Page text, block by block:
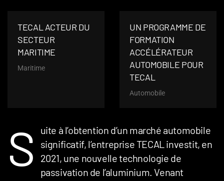
TECAL ACTEUR DU
SECTEUR
MARITIME
Maritime
UN PROGRAMME DE
FORMATION
ACCÉLÉRATEUR
AUTOMOBILE POUR
TECAL
Automobile
S
uite à l’obtention d’un marché automobile
significatif, l’entreprise TECAL investit, en
2021, une nouvelle technologie de
passivation de l’aluminium. Venant